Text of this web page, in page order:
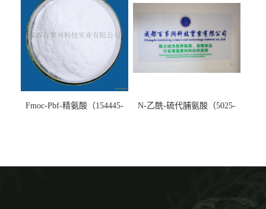
Fmoc-Pbf-精氨酸（154445-
N-乙酰-硫代脯氨酸（5025-